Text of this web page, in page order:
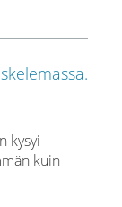
kysyi
kuin